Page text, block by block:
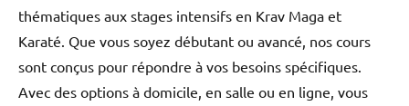
thématiques aux stages intensifs en Krav Maga et
Karaté. Que vous soyez débutant ou avancé, nos cours
sont conçus pour répondre à vos besoins spécifiques.
Avec des options à domicile, en salle ou en ligne, vous